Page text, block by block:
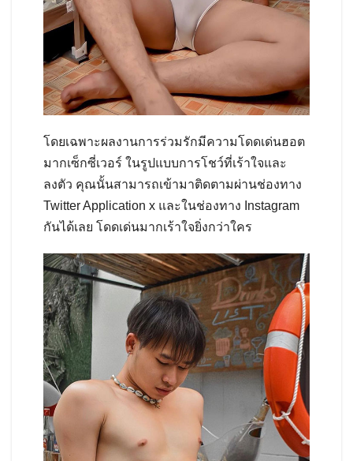
โดยเฉพาะผลงานการร่วมรักมีความโดดเด่นฮอต
มากเซ็กซี่เวอร์ ในรูปแบบการโชว์ที่เร้าใจและ
ลงตัว คุณนั้นสามารถเข้ามาติดตามผ่านช่องทาง
Twitter Application x และในช่องทาง Instagram
กันได้เลย โดดเด่นมากเร้าใจยิ่งกว่าใคร